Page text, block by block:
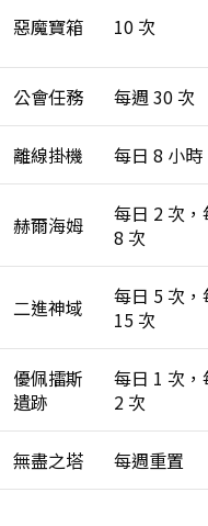
惡魔寶箱 10 次
公會任務 每週 30 次
離線掛機 每日 8 小時
赫爾海姆
每日 2 次，
8 次
二進神域
每日 5 次，
15 次
優佩擂斯
遺跡
每日 1 次，
2 次
無盡之塔 每週重置